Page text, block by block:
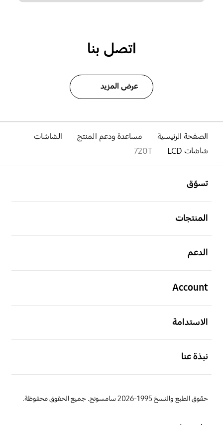
اتصل بنا
عرض المزيد
الصفحة الرئيسية مساعدة ودعم المنتج
الشاشات
شاشات LCD
720T
تسوّق
المنتجات
الدعم
Account
الاستدامة
نبذة عنا
حقوق الطبع والنسخ 1995-2026 سامسونج. جميع الحقوق محفوظة.